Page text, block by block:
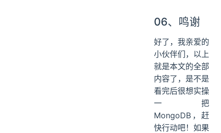
06、鸣谢
好了，我亲爱的
小伙伴们，以上
就是本文的全部
内容了，是不是
看完后很想实操
一把
MongoDB，赶
快行动吧！如果